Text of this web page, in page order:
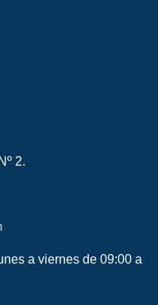
2.
a viernes de 09:00 a